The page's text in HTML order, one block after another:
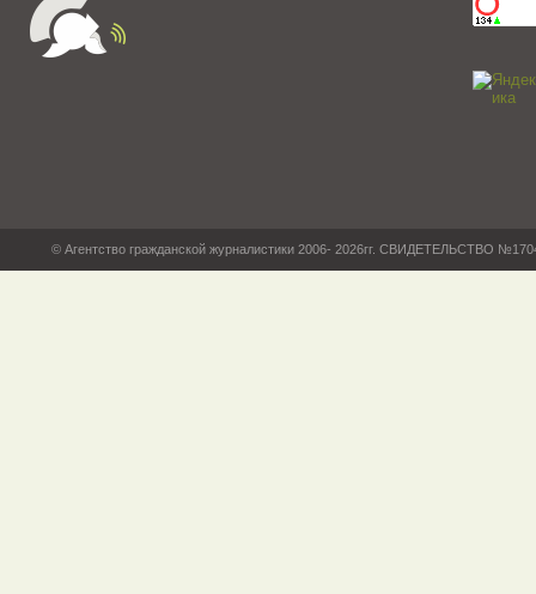
© Агентство гражданской журналистики 2006- 2026гг. СВИДЕТЕЛЬСТВО